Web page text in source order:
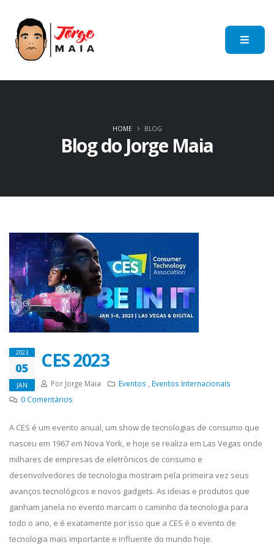
Blog do Jorge Maia
HOME BLOG
2023
05
JAN
CES 2023
Por Jorge Maia Eventos
Eventos Internacionais
0 Comentários
A CES é um evento anual, um show de tecnologias de consumo que
nasceu em 1967 em Nova York, e hoje se realiza em Las Vegas onde
milhares de empresas de eletrônicos de consumo e
desenvolvedores de tecnologia mostram pela primeira vez seus
avanços tecnológicos e novos gadgets. As ideias e produtos que
ganham janela no evento marcam o caminho da tecnologia para
todo o ano, e é exatamente por isso que a CES é o evento de
tecnologia mais importante e influente do mundo hoje.